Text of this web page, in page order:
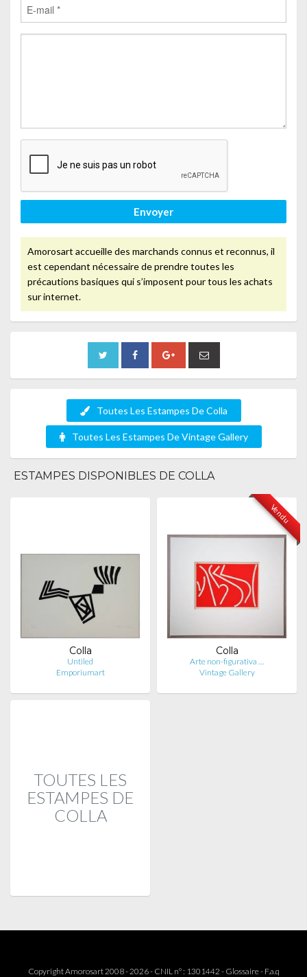
Envoyer
Amorosart accueille des marchands connus et reconnus, il
est cependant nécessaire de prendre toutes les
précautions basiques qui s’imposent pour tous les achats
sur internet.
Toutes Les Estampes De Colla
Toutes Les Estampes De Vintage Gallery
ESTAMPES DISPONIBLES DE COLLA
Colla
Untiled
Emporiumart
Vendu
Colla
Arte non-figurativa …
Vintage Gallery
TOUTES LES
ESTAMPES DE
COLLA
Copyright Amorosart 2008 - 2026 - CNIL n° : 1301442 - Glossaire- F.a.q